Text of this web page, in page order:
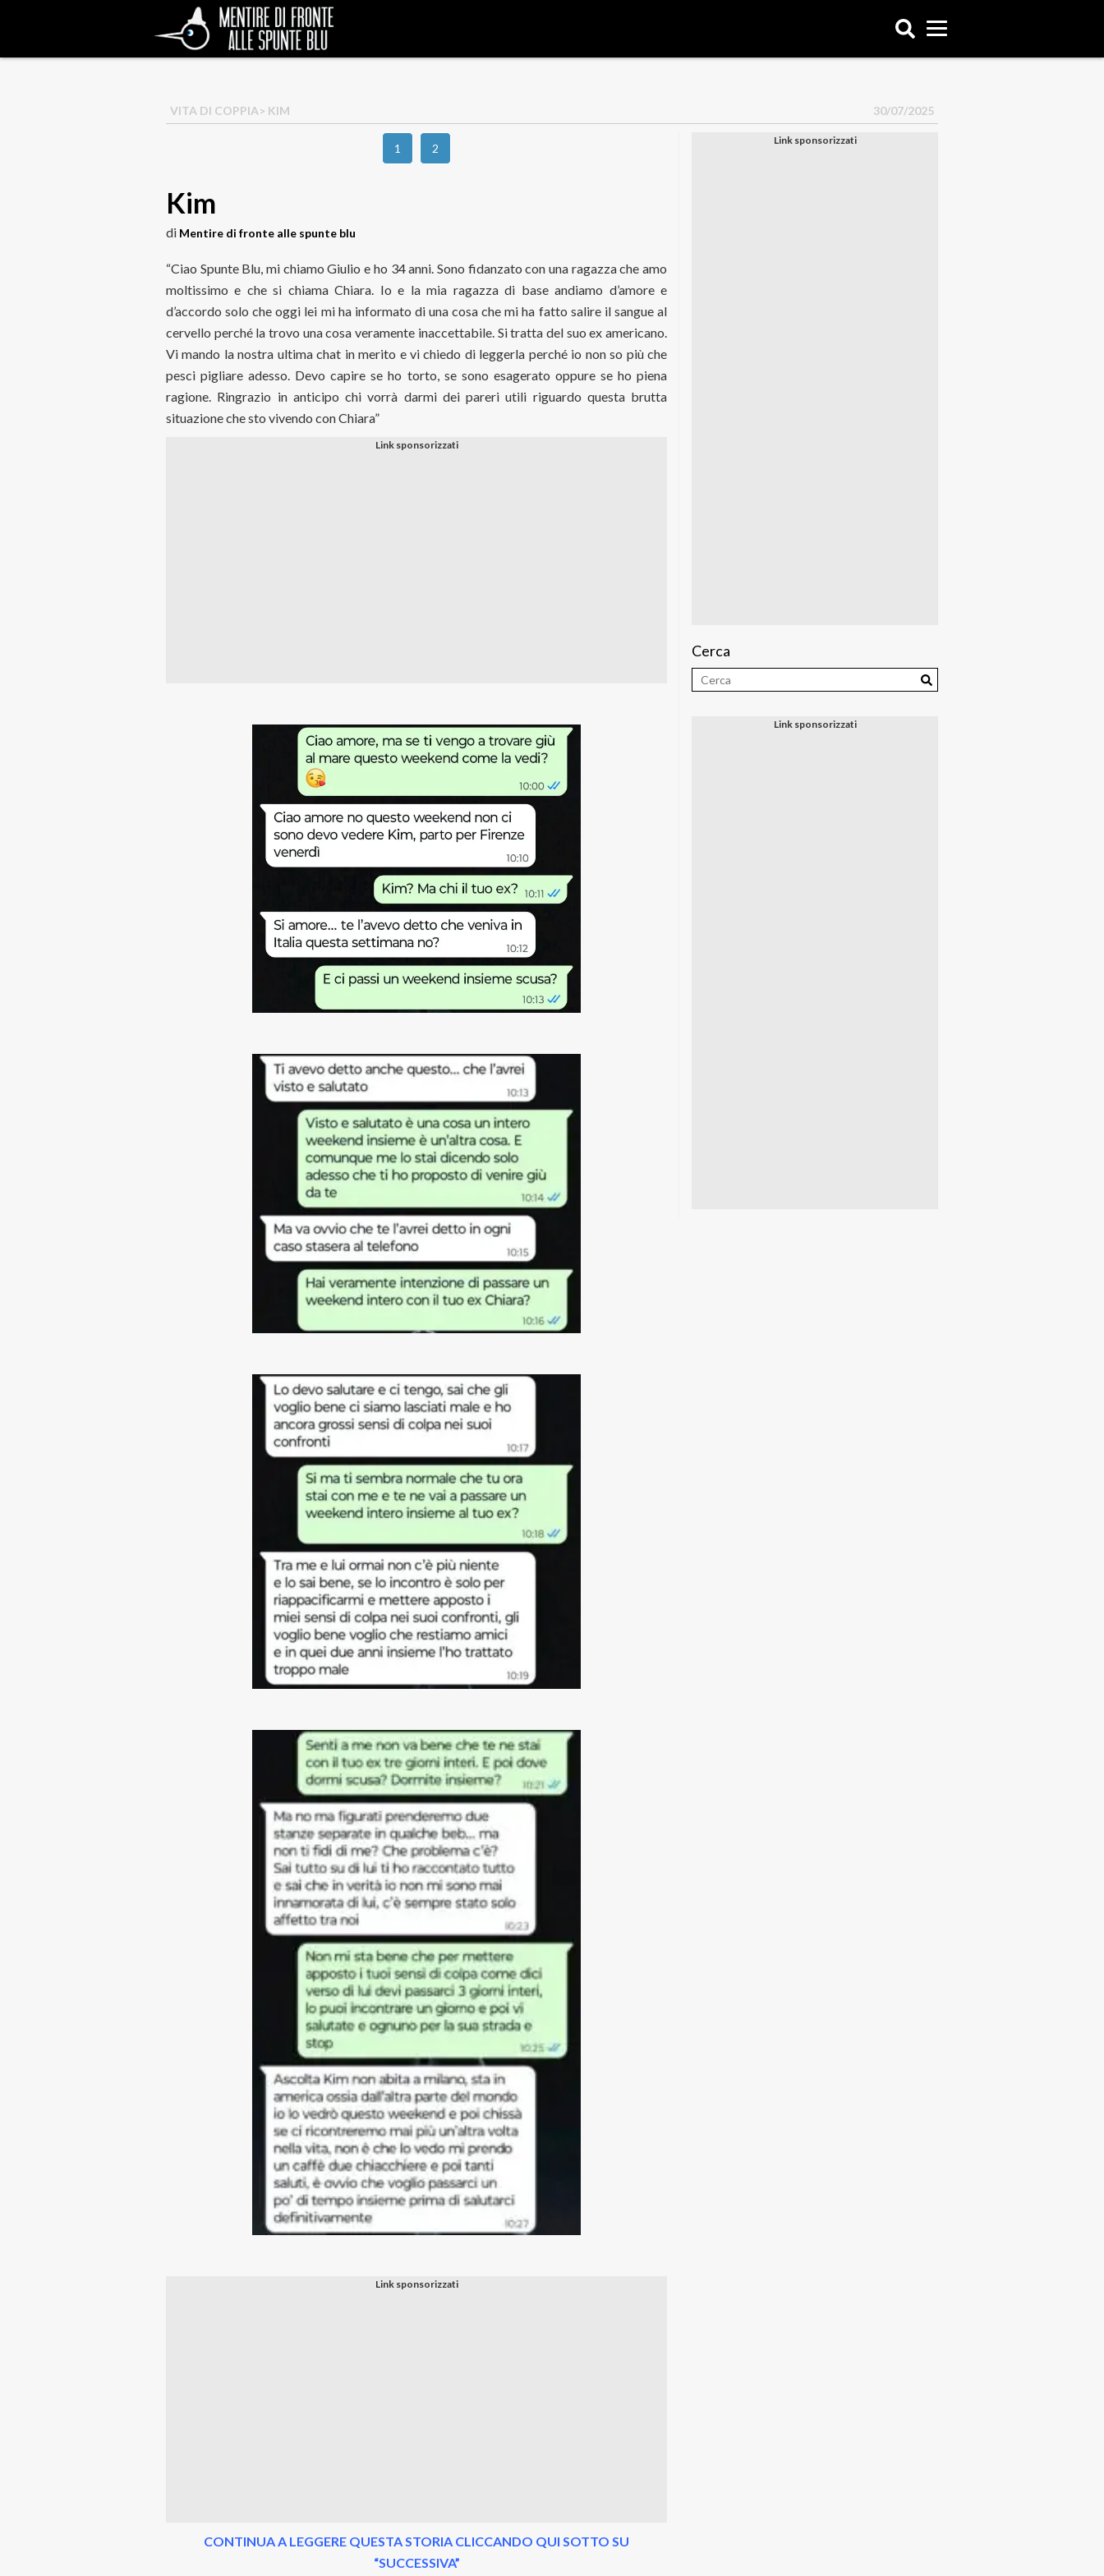
VITA DI COPPIA> KIM 30/07/2025
1 2
Kim
di Mentire di fronte alle spunte blu
“Ciao Spunte Blu, mi chiamo Giulio e ho 34 anni. Sono fidanzato con una ragazza che amo
moltissimo e che si chiama Chiara. Io e la mia ragazza di base andiamo d’amore e
d’accordo solo che oggi lei mi ha informato di una cosa che mi ha fatto salire il sangue al
cervello perché la trovo una cosa veramente inaccettabile. Si tratta del suo ex americano.
Vi mando la nostra ultima chat in merito e vi chiedo di leggerla perché io non so più che
pesci pigliare adesso. Devo capire se ho torto, se sono esagerato oppure se ho piena
ragione. Ringrazio in anticipo chi vorrà darmi dei pareri utili riguardo questa brutta
situazione che sto vivendo con Chiara”
CONTINUA A LEGGERE QUESTA STORIA CLICCANDO QUI SOTTO SU
“SUCCESSIVA”
Cerca